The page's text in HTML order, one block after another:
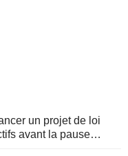
un projet de loi
avant la pause